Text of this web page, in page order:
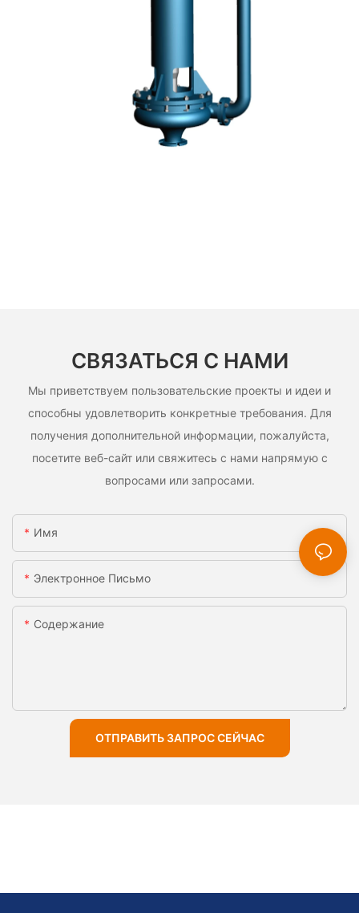
СВЯЗАТЬСЯ С НАМИ
Мы приветствуем пользовательские проекты и идеи и
способны удовлетворить конкретные требования. Для
получения дополнительной информации, пожалуйста,
посетите веб-сайт или свяжитесь с нами напрямую с
вопросами или запросами.
Имя
Электронное Письмо
Содержание
ОТПРАВИТЬ ЗАПРОС СЕЙЧАС